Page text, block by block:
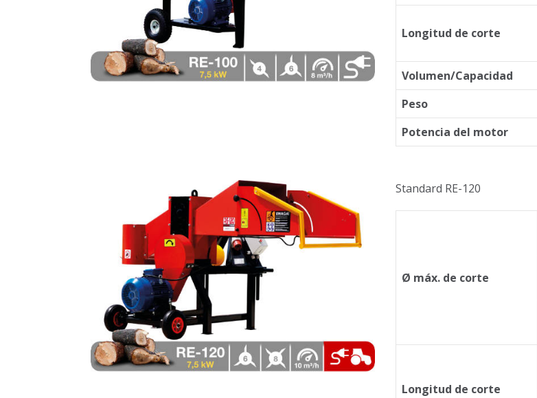
Longitud de corte
Volumen/Capacidad
Peso
Potencia del motor
Standard RE-120
Ø máx. de corte
Longitud de corte